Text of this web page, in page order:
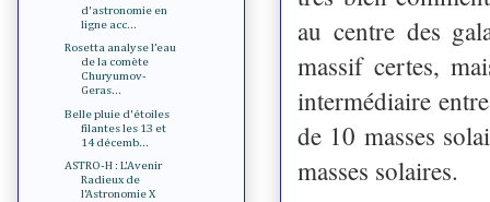
au centre des
massif certes,
intermédiaire
de 10 masses
masses solaires.
d'astronomie en
ligne acc...
Rosetta analyse l’eau
de la comète
Churyumov-
Geras...
Belle pluie d'étoiles
filantes les 13 et
14 décemb...
ASTRO-H : L'Avenir
Radieux de
l'Astronomie X